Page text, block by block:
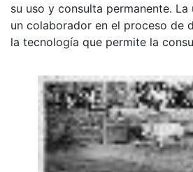
su uso y consulta permanente. La
un colaborador en el proceso de
la tecnología que permite la